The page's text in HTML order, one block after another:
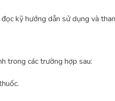
kỹ hướng dẫn sử dụng và
trong các trường hợp sau: